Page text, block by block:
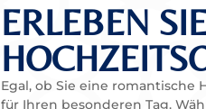
ERLEBEN
Egal, ob Sie eine
für Ihren besonderen Tag.